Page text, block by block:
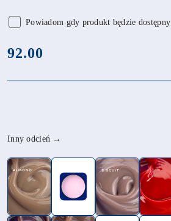
Powiadom gdy produkt będzie dostępny
cena:
92.00
Wariant
Inny odcień →